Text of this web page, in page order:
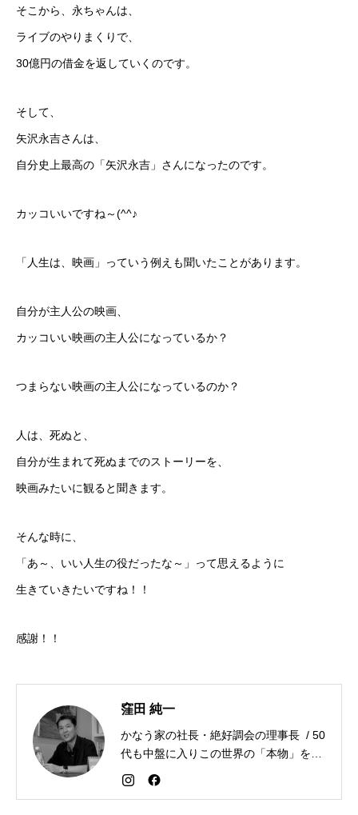
そこから、永ちゃんは、
ライブのやりまくりで、
30億円の借金を返していくのです。
そして、
矢沢永吉さんは、
自分史上最高の「矢沢永吉」さんになったのです。
カッコいいですね～(^^♪
「人生は、映画」っていう例えも聞いたことがあります。
自分が主人公の映画、
カッコいい映画の主人公になっているか？
つまらない映画の主人公になっているのか？
人は、死ぬと、
自分が生まれて死ぬまでのストーリーを、
映画みたいに観ると聞きます。
そんな時に、
「あ～、いい人生の役だったな～」って思えるように
生きていきたいですね！！
感謝！！
窪田 純一
かなう家の社長・絶好調会の理事長 / 50
代も中盤に入りこの世界の「本物」を追
求しながら「感謝が人生を変える」こと
を広める生き方を目指している。好きな